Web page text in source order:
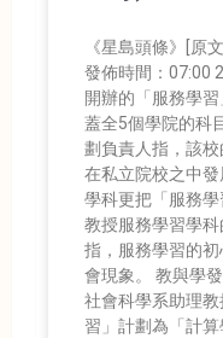
《星島頭條》[原
發佈時間：07:00
開辦的「服務學
蓋全5個學院的科
劃負責人指，該
在私立院校之中
學科更把「服務
教授服務學習學
指，服務學習的
會現象。 教與學
社會科學系助理
習」計劃為「計